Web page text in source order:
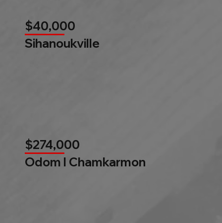
$40,000
Sihanoukville
$274,000
Odom l Chamkarmon